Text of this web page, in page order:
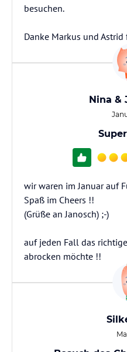
besuchen.
Danke Markus und
Nina &
wir waren im Januar auf
Spaß im Cheers !!
(Grüße an Janosch) ;-)
auf jeden Fall das
abrocken möchte !!